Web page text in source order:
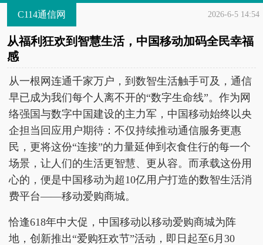
C114通信网 2026-6-5 14:54
从福利狂欢到智慧生活，中国移动加码全民幸福
感
从一根网连通千家万户，到数智生活触手可及，通信
早已成为我们每个人离不开的“数字生命线”。作为网
络强国与数字中国建设的主力军，中国移动始终以央
企担当回应用户期待：不仅持续推动通信服务更惠
民，更将这份“连接”的力量延伸到衣食住行的每一个
场景，让人们的生活更智慧、更从容。而承载这份用
心的，便是中国移动为超10亿用户打造的数智生活消
费平台——移动爱购商城。
恰逢618年中大促，中国移动以移动爱购商城为阵
地，创新推出“爱购狂欢节”活动，即日起至6月30